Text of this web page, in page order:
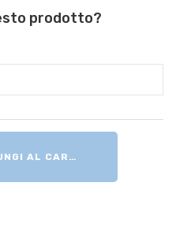
prodotto?
AL CARRELLO